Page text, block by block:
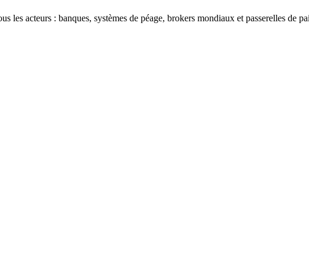
les acteurs : banques, systèmes de péage, brokers mondiaux et passerelles de